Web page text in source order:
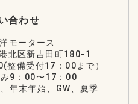
合わせ
モータース
北区新吉田町180-1
整備受付17：00まで）
：00〜17：00
年末年始、GW、夏季